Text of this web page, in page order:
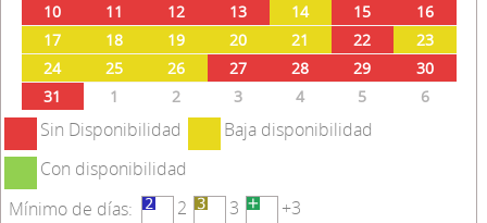
10
11 12 13 14 15
16
17
18 19 20 21 22
23
24
25 26 27 28 29
30
31
1 2 3 4 5 6
Sin Disponibilidad
Baja disponibilidad
Con disponibilidad
Mínimo de días:
2 3 +3